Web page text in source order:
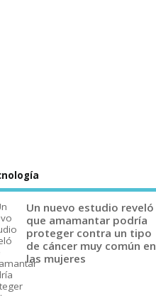
Un nuevo estudio reveló
que amamantar podría
proteger contra un tipo
de cáncer muy común en
las mujeres